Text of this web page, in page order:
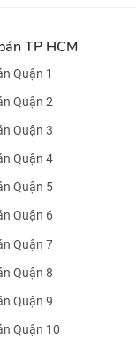
TP HCM
Quận 1
Quận 2
Quận 3
Quận 4
Quận 5
Quận 6
Quận 7
Quận 8
Quận 9
Quận 10